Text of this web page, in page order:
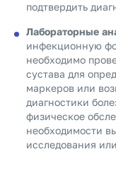
подтвердить
Лабораторные
инфекционную
необходимо
сустава для
маркеров или
диагностики
физическое
необходимости
исследования